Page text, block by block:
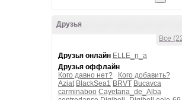
Друзья
Все
Друзья онлайн ELLE_n_a
Друзья оффлайн
Кого давно нет?
Кого добавить?
Aziat BlackSea1 BRVT Bucavca
carminaboo Cayetana_de_Alba